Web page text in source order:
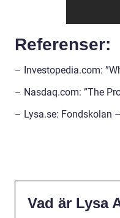
Referenser:
– Investopedia.com:
– Nasdaq.com: ”The
– Lysa.se: Fondskolan
Vad är Lysa